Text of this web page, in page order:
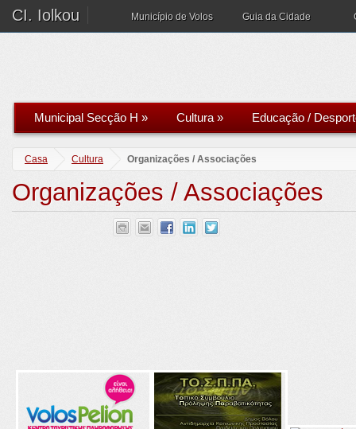
CI. Iolkou Município de Volos Guia da Cidade
Municipal Secção H » Cultura» Educação /
Casa Cultura Organizações / Associações
Organizações / Associações